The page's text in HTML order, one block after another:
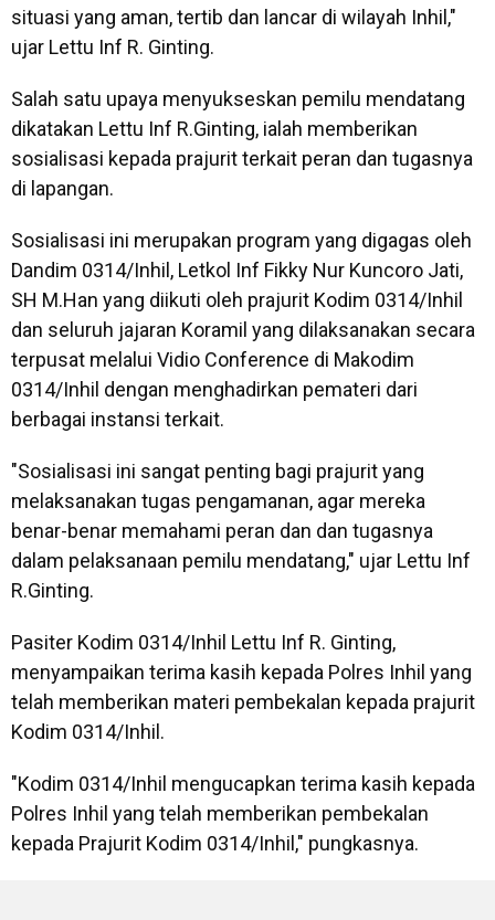
situasi yang aman, tertib dan lancar di wilayah Inhil,"
ujar Lettu Inf R. Ginting.
Salah satu upaya menyukseskan pemilu mendatang
dikatakan Lettu Inf R.Ginting, ialah memberikan
sosialisasi kepada prajurit terkait peran dan tugasnya
di lapangan.
Sosialisasi ini merupakan program yang digagas oleh
Dandim 0314/Inhil, Letkol Inf Fikky Nur Kuncoro Jati,
SH M.Han yang diikuti oleh prajurit Kodim 0314/Inhil
dan seluruh jajaran Koramil yang dilaksanakan secara
terpusat melalui Vidio Conference di Makodim
0314/Inhil dengan menghadirkan pemateri dari
berbagai instansi terkait.
"Sosialisasi ini sangat penting bagi prajurit yang
melaksanakan tugas pengamanan, agar mereka
benar-benar memahami peran dan dan tugasnya
dalam pelaksanaan pemilu mendatang," ujar Lettu Inf
R.Ginting.
Pasiter Kodim 0314/Inhil Lettu Inf R. Ginting,
menyampaikan terima kasih kepada Polres Inhil yang
telah memberikan materi pembekalan kepada prajurit
Kodim 0314/Inhil.
"Kodim 0314/Inhil mengucapkan terima kasih kepada
Polres Inhil yang telah memberikan pembekalan
kepada Prajurit Kodim 0314/Inhil," pungkasnya.